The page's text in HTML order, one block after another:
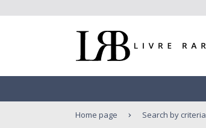
Home page Search by criteria